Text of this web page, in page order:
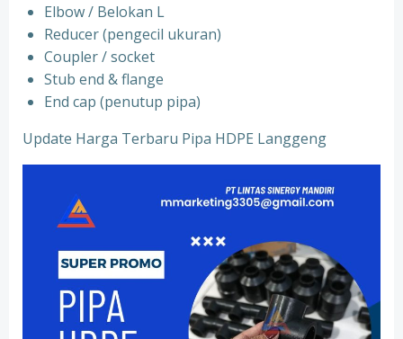
Elbow / Belokan L
Reducer (pengecil ukuran)
Coupler / socket
Stub end & flange
End cap (penutup pipa)
Update Harga Terbaru Pipa HDPE Langgeng